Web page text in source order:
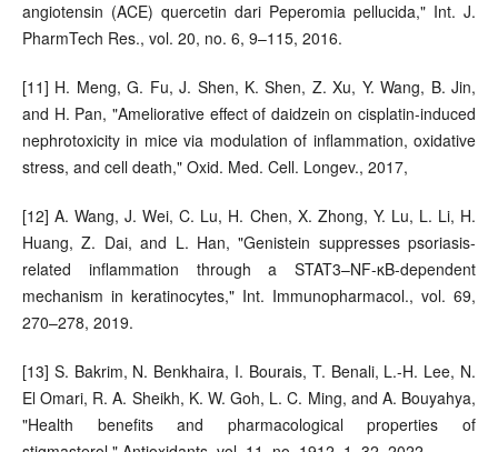
angiotensin (ACE) quercetin dari Peperomia pellucida," Int. J.
PharmTech Res., vol. 20, no. 6, 9–115, 2016.
[11] H. Meng, G. Fu, J. Shen, K. Shen, Z. Xu, Y. Wang, B. Jin,
and H. Pan, "Ameliorative effect of daidzein on cisplatin-induced
nephrotoxicity in mice via modulation of inflammation, oxidative
stress, and cell death," Oxid. Med. Cell. Longev., 2017,
[12] A. Wang, J. Wei, C. Lu, H. Chen, X. Zhong, Y. Lu, L. Li, H.
Huang, Z. Dai, and L. Han, "Genistein suppresses psoriasis-
related inflammation through a STAT3–NF-κB-dependent
mechanism in keratinocytes," Int. Immunopharmacol., vol. 69,
270–278, 2019.
[13] S. Bakrim, N. Benkhaira, I. Bourais, T. Benali, L.-H. Lee, N.
El Omari, R. A. Sheikh, K. W. Goh, L. C. Ming, and A. Bouyahya,
"Health benefits and pharmacological properties of